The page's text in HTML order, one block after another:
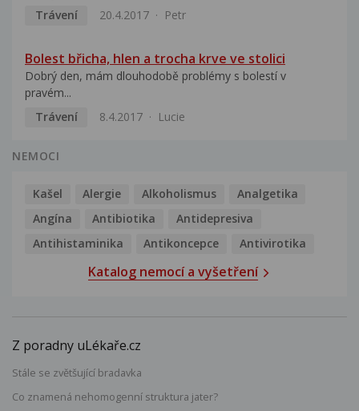
Trávení
20.4.2017 Petr
Bolest břicha, hlen a trocha krve ve stolici
Dobrý den, mám dlouhodobě problémy s bolestí v
pravém...
Trávení
8.4.2017 Lucie
NEMOCI
Kašel Alergie Alkoholismus
Analgetika
Angína
Antibiotika
Antidepresiva
Antihistaminika
Antikoncepce Antivirotika
Katalog nemocí a vyšetření
Z poradny uLékaře.cz
Stále se zvětšující bradavka
Co znamená nehomogenní struktura jater?